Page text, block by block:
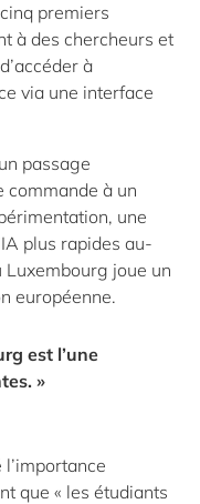
premiers
à des chercheurs et
à
via une interface
passage
commande à un
une
plus rapides au-
Luxembourg joue un
européenne.
est l’une
»
que « les étudiants